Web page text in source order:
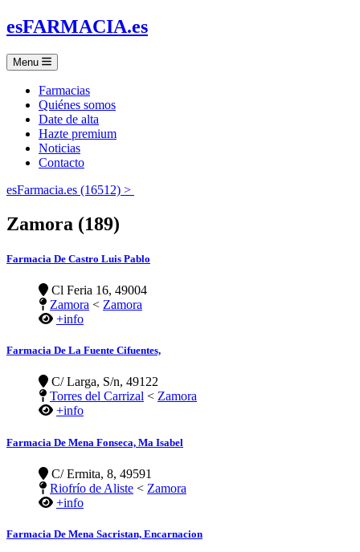
esFARMACIA.es
Menu
Farmacias
Quiénes somos
Date de alta
Hazte premium
Noticias
Contacto
esFarmacia.es (16512) >
Zamora (189)
Farmacia De Castro Luis Pablo
Cl Feria 16, 49004
Zamora < Zamora
+info
Farmacia De La Fuente Cifuentes,
C/ Larga, S/n, 49122
Torres del Carrizal < Zamora
+info
Farmacia De Mena Fonseca, Ma Isabel
C/ Ermita, 8, 49591
Riofrío de Aliste < Zamora
+info
Farmacia De Mena Sacristan, Encarnacion